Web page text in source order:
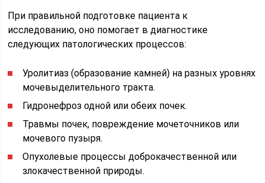
При правильной подготовке пациента к
исследованию, оно помогает в диагностике
следующих патологических процессов:
Уролитиаз (образование камней) на разных уровнях
мочевыделительного тракта.
Гидронефроз одной или обеих почек.
Травмы почек, повреждение мочеточников или
мочевого пузыря.
Опухолевые процессы доброкачественной или
злокачественной природы.